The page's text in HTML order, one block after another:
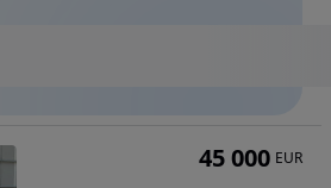
45 000 EUR